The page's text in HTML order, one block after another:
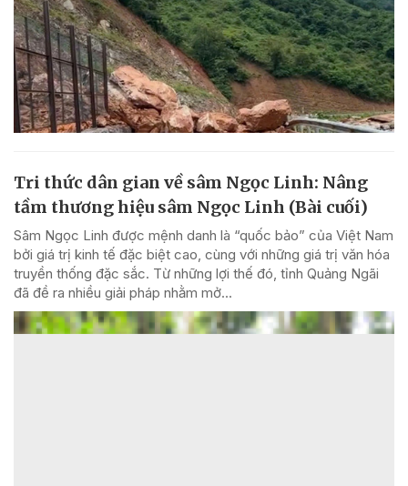
Tri thức dân gian về sâm Ngọc Linh: Nâng
tầm thương hiệu sâm Ngọc Linh (Bài cuối)
Sâm Ngọc Linh được mệnh danh là “quốc bảo” của Việt Nam
bởi giá trị kinh tế đặc biệt cao, cùng với những giá trị văn hóa
truyền thống đặc sắc. Từ những lợi thế đó, tỉnh Quảng Ngãi
đã đề ra nhiều giải pháp nhằm mở...